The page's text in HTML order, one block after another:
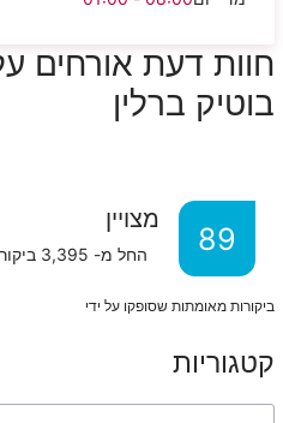
חוות דעת אורחים
בוטיק ברלין
89
מצויין
החל מ- 3,395
ביקורות מאומתות שסופקו על ידי
קטגוריות